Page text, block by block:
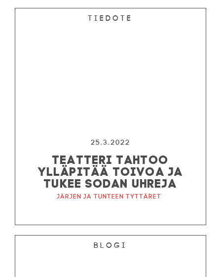
Tiedote
25.3.2022
TEATTERI TAHTOO
YLLÄPITÄÄ TOIVOA JA
TUKEE SODAN UHREJA
Järjen ja tunteen tyttäret
Blogi